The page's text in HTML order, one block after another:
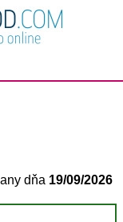
dňa 19/09/2026